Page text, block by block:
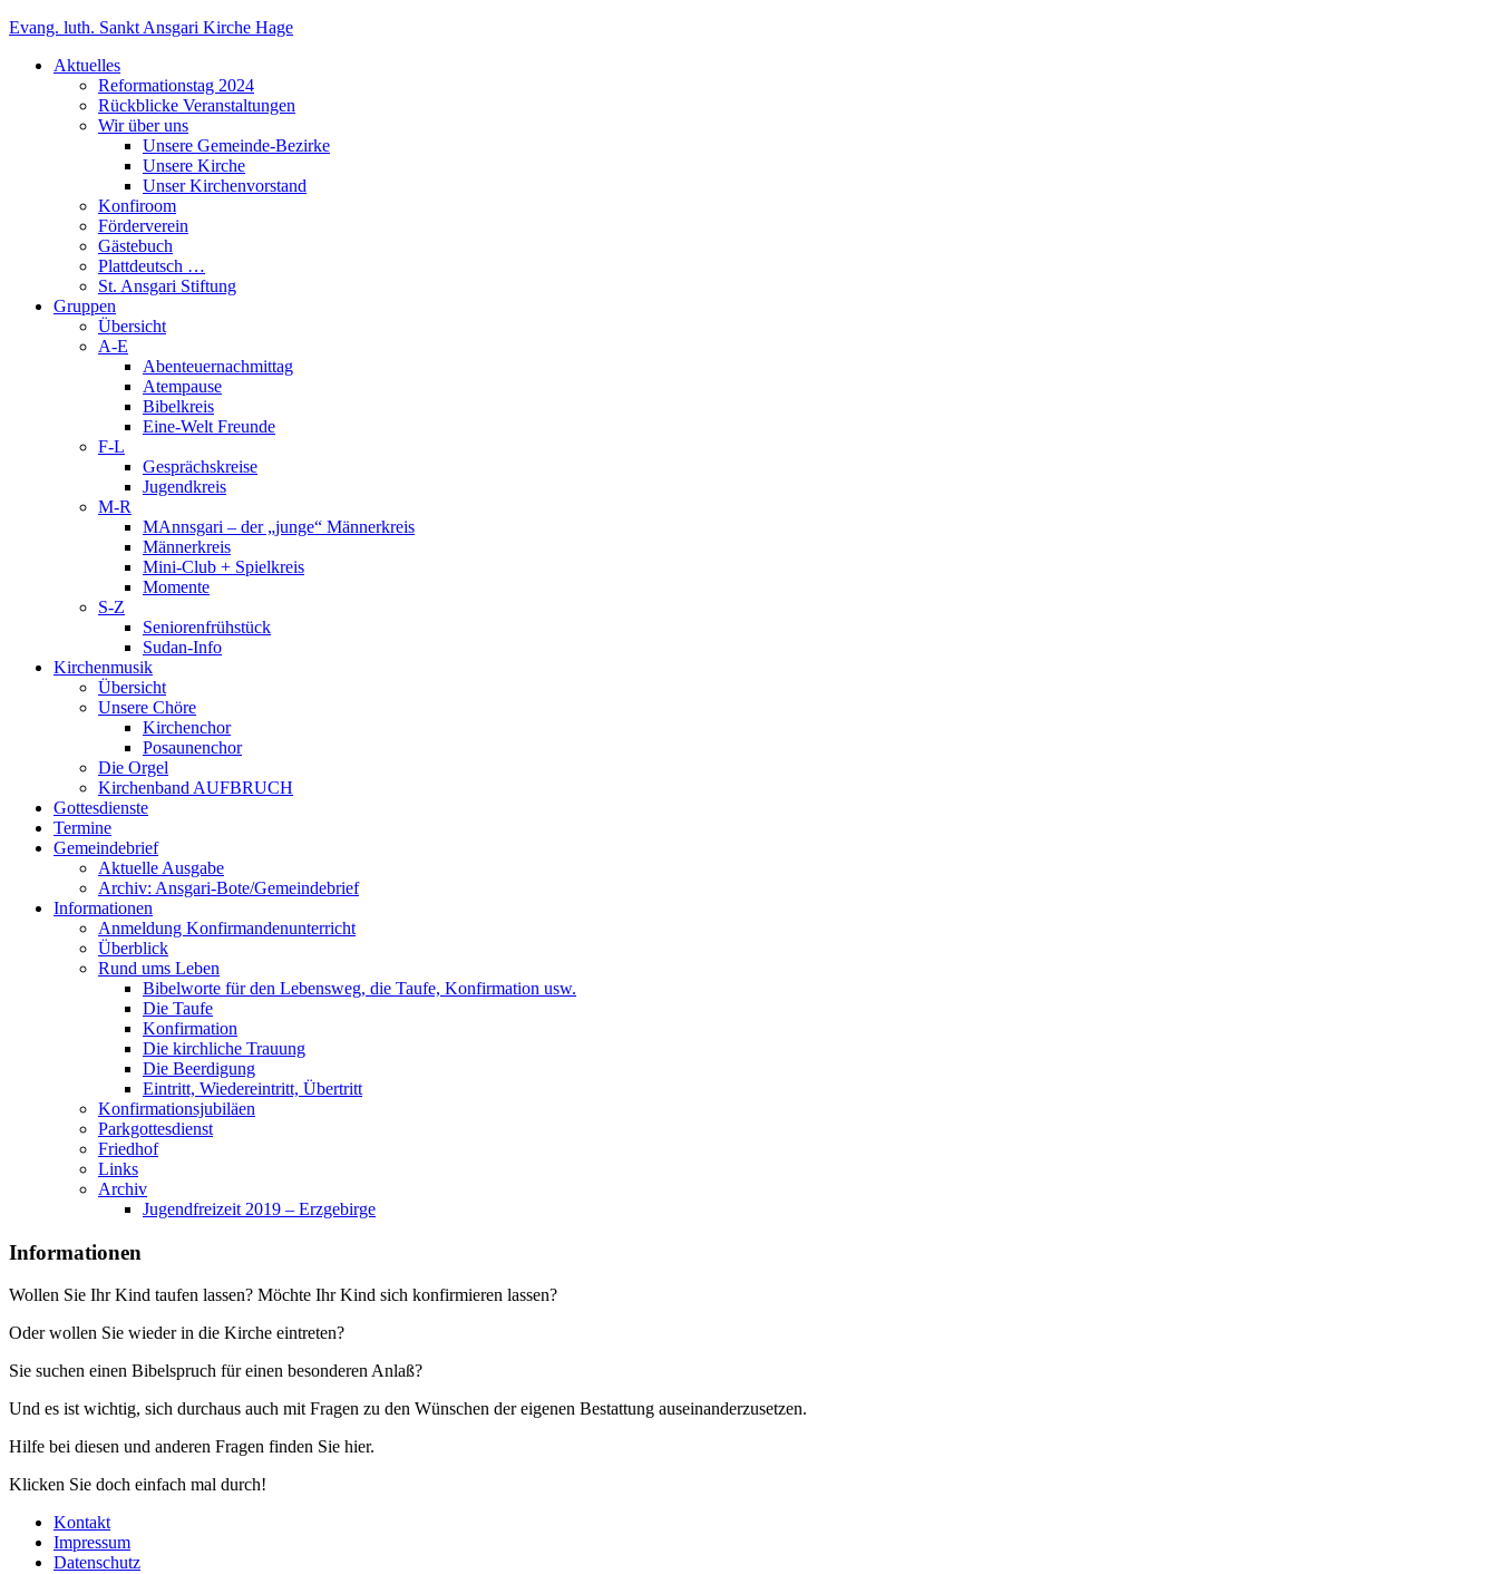
Zum
springen
Evang. luth. Sankt Ansgari Kirche Hage
Aktuelles
Reformationstag 2024
Rückblicke Veranstaltungen
Wir über uns
Unsere Gemeinde-Bezirke
Unsere Kirche
Unser Kirchenvorstand
Konfiroom
Förderverein
Gästebuch
Plattdeutsch …
St. Ansgari Stiftung
Gruppen
Übersicht
A-E
Abenteuernachmittag
Atempause
Bibelkreis
Eine-Welt Freunde
F-L
Gesprächskreise
Jugendkreis
M-R
MAnnsgari – der „junge“ Männerkreis
Männerkreis
Mini-Club + Spielkreis
Momente
S-Z
Seniorenfrühstück
Sudan-Info
Kirchenmusik
Übersicht
Unsere Chöre
Kirchenchor
Posaunenchor
Die Orgel
Kirchenband AUFBRUCH
Gottesdienste
Termine
Gemeindebrief
Aktuelle Ausgabe
Archiv: Ansgari-Bote/Gemeindebrief
Informationen
Anmeldung Konfirmandenunterricht
Überblick
Rund ums Leben
Bibelworte für den Lebensweg, die Taufe, Konfirmation usw.
Die Taufe
Konfirmation
Die kirchliche Trauung
Die Beerdigung
Eintritt, Wiedereintritt, Übertritt
Konfirmationsjubiläen
Parkgottesdienst
Friedhof
Links
Archiv
Jugendfreizeit 2019 – Erzgebirge
Informationen
Wollen Sie Ihr Kind taufen lassen? Möchte Ihr Kind sich konfirmieren lassen?
Oder wollen Sie wieder in die Kirche eintreten?
Sie suchen einen Bibelspruch für einen besonderen Anlaß?
Und es ist wichtig, sich durchaus auch mit Fragen zu den Wünschen der eigenen Bestattung auseinanderzusetzen.
Hilfe bei diesen und anderen Fragen finden Sie hier.
Klicken Sie doch einfach mal durch!
Kontakt
Impressum
Datenschutz